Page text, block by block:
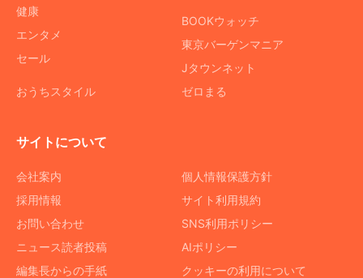
健康
エンタメ
セール
おうちスタイル
BOOKウォッチ
東京バーゲンマニア
Jタウンネット
ゼロまる
サイトについて
会社案内
採用情報
お問い合わせ
ニュース読者投稿
編集長からの手紙
個人情報保護方針
サイト利用規約
SNS利用ポリシー
AIポリシー
クッキーの利用について